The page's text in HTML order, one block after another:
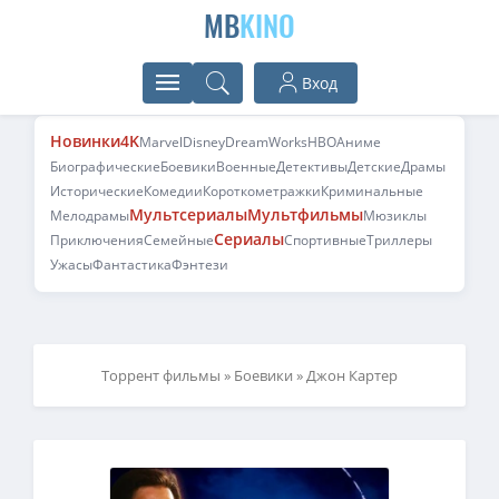
MBKINO
Вход
Новинки4KMarvelDisneyDreamWorksHBOАниме
БиографическиеБоевикиВоенныеДетективыДетскиеДрамы
ИсторическиеКомедииКороткометражкиКриминальные
МелодрамыМультсериалыМультфильмыМюзиклы
ПриключенияСемейныеСериалыСпортивныеТриллеры
УжасыФантастикаФэнтези
Торрент фильмы » Боевики » Джон Картер